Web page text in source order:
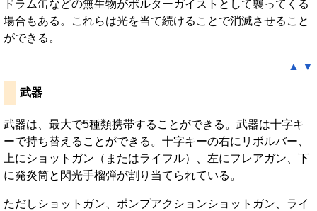
ドラム缶などの無生物がポルターガイストとして襲ってくる
場合もある。これらは光を当て続けることで消滅させること
ができる。
▲ ▼
武器
武器は、最大で5種類携帯することができる。武器は十字キ
ーで持ち替えることができる。十字キーの右にリボルバー、
上にショットガン（またはライフル）、左にフレアガン、下
に発炎筒と閃光手榴弾が割り当てられている。
ただしショットガン、ポンプアクションショットガン、ライ